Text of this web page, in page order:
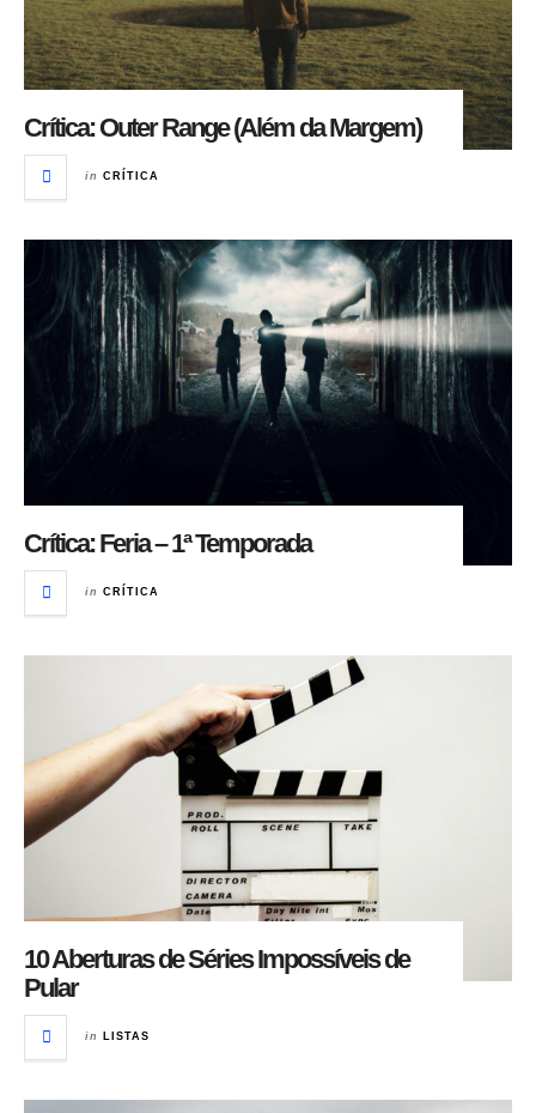
Crítica: Outer Range (Além da Margem)
in CRÍTICA
Crítica: Feria – 1ª Temporada
in CRÍTICA
10 Aberturas de Séries Impossíveis de
Pular
in LISTAS